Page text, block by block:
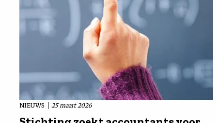
NIEUWS 25 maart 2026